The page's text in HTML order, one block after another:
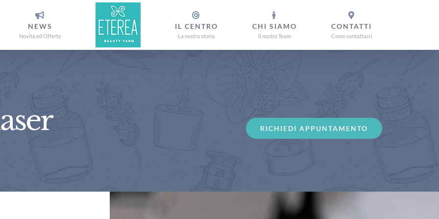
NEWS
Novità ed Offerte
IL CENTRO
La nostra storia
CHI SIAMO
Il nostro Team
CONTATTI
Come contattarci
RICHIEDI APPUNTAMENTO